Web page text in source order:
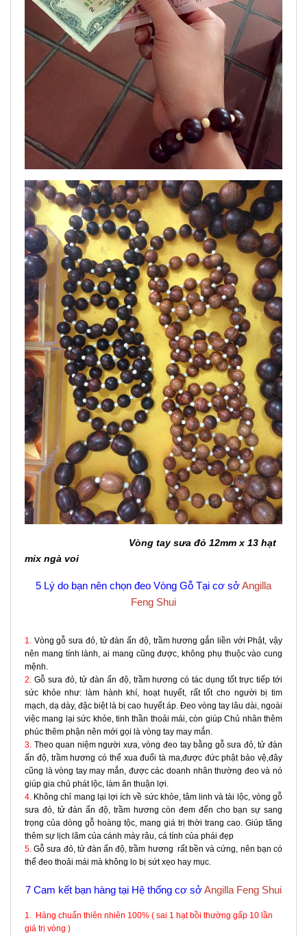
Vòng tay sưa đỏ 12mm x 13 hạt
mix ngà voi
5 Lý do bạn nên chọn đeo Vòng Gỗ Tại cơ sởAngilla
Feng Shui
1. Vòng gỗ sưa đỏ, tử đàn ấn độ, trầm hương gắn liền với Phật, vậy
nên mang tính lành, ai mang cũng được, không phụ thuộc vào cung
mệnh.
2. Gỗ sưa đỏ, tử đàn ấn độ, trầm hương có tác dụng tốt trực tiếp tới
sức khỏe như: làm hành khí, hoạt huyết, rất tốt cho người bị tim
mạch, dạ dày, đặc biệt là bị cao huyết áp. Đeo vòng tay lâu dài, ngoài
việc mang lại sức khỏe, tinh thần thoải mái, còn giúp Chủ nhân thêm
phúc thêm phận nên mới gọi là vòng tay may mắn.
3. Theo quan niệm người xưa, vòng đeo tay bằng gỗ sưa đỏ, tử đàn
ấn độ, trầm hương có thể xua đuổi tà ma,được đức phật bảo vệ,đây
cũng là vòng tay may mắn, được các doanh nhân thường đeo và nó
giúp gia chủ phát lộc, làm ăn thuận lợi.
4. Không chỉ mang lại lợi ích về sức khỏe, tâm linh và tài lộc, vòng gỗ
sưa đỏ, tử đàn ấn độ, trầm hương còn đem đến cho bạn sự sang
trọng của dòng gỗ hoàng tộc, mang giá trị thời trang cao. Giúp tăng
thêm sự lịch lãm của cánh mày râu, cá tính của phái đẹp
5. Gỗ sưa đỏ, tử đàn ấn độ, trầm hương rất bền và cứng, nên bạn có
thể đeo thoải mái mà không lo bị sứt xẹo hay mục.
7 Cam kết bạn hàng tại Hệ thống cơ sởAngilla Feng Shui
1. Hàng chuẩn thiên nhiên 100% ( sai 1 hạt bồi thường gấp 10 lần
giá trị vòng )